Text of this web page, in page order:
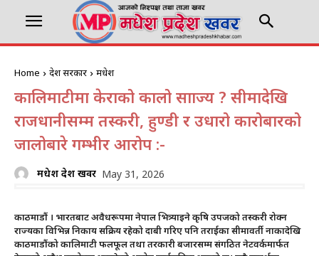
Home प्रदेश सरकार मधेश
कालिमाटीमा केराको कालो साम्राज्य ? सीमादेखि
राजधानीसम्म तस्करी, हुण्डी र उधारो कारोबारको
जालोबारे गम्भीर आरोप :-
मधेश प्रदेश खवर May 31, 2026
काठमाडौं । भारतबाट अवैधरूपमा नेपाल भित्र्याइने कृषि उपजको तस्करी रोक्न
राज्यका विभिन्न निकाय सक्रिय रहेको दाबी गरिए पनि तराईका सीमावर्ती नाकादेखि
काठमाडौंको कालिमाटी फलफूल तथा तरकारी बजारसम्म संगठित नेटवर्कमार्फत